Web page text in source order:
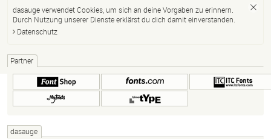
dasauge verwendet Cookies, um sich an deine Vorgaben zu erinnern.
Durch Nutzung unserer Dienste erklärst du dich damit einverstanden.
Datenschutz
Partner
dasauge